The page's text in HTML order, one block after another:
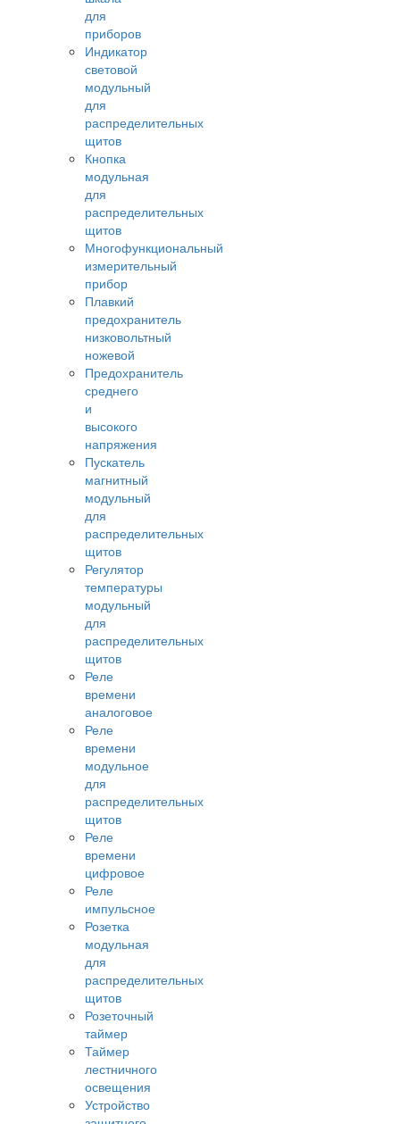
для
приборов
Индикатор
световой
модульный
для
распределительных
щитов
Кнопка
модульная
для
распределительных
щитов
Многофункциональный
измерительный
прибор
Плавкий
предохранитель
низковольтный
ножевой
Предохранитель
среднего
и
высокого
напряжения
Пускатель
магнитный
модульный
для
распределительных
щитов
Регулятор
температуры
модульный
для
распределительных
щитов
Реле
времени
аналоговое
Реле
времени
модульное
для
распределительных
щитов
Реле
времени
цифровое
Реле
импульсное
Розетка
модульная
для
распределительных
щитов
Розеточный
таймер
Таймер
лестничного
освещения
Устройство